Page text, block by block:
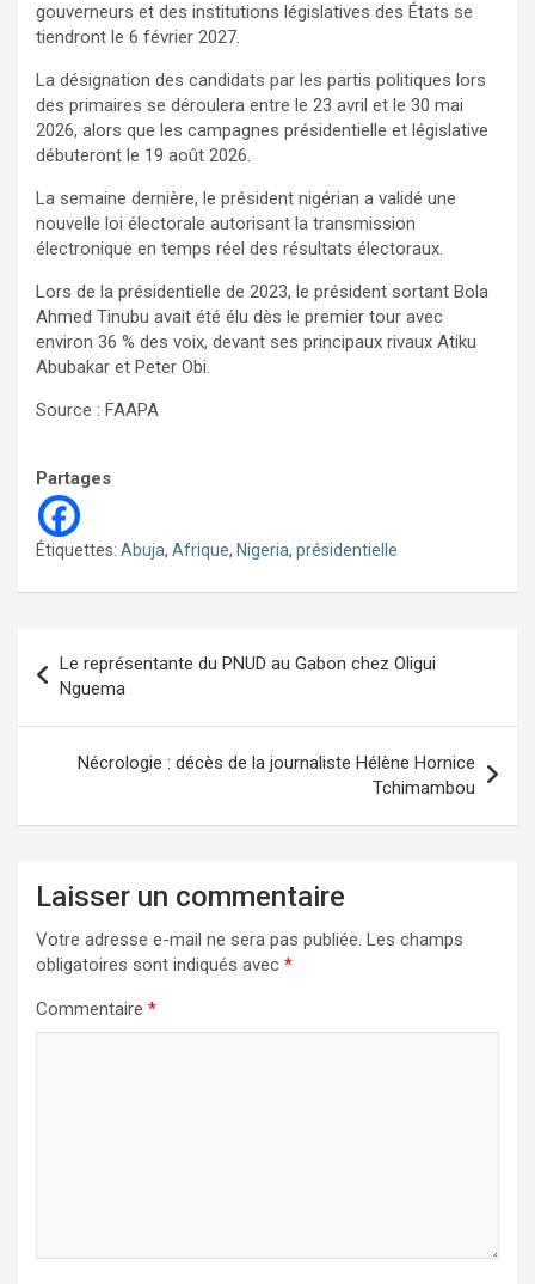
gouverneurs et des institutions législatives des États se
tiendront le 6 février 2027.
La désignation des candidats par les partis politiques lors
des primaires se déroulera entre le 23 avril et le 30 mai
2026, alors que les campagnes présidentielle et législative
débuteront le 19 août 2026.
La semaine dernière, le président nigérian a validé une
nouvelle loi électorale autorisant la transmission
électronique en temps réel des résultats électoraux.
Lors de la présidentielle de 2023, le président sortant Bola
Ahmed Tinubu avait été élu dès le premier tour avec
environ 36 % des voix, devant ses principaux rivaux Atiku
Abubakar et Peter Obi.
Source : FAAPA
Partages
Étiquettes: Abuja, Afrique, Nigeria, présidentielle
de
l’article
Le représentante du PNUD au Gabon chez Oligui
Nguema
Nécrologie : décès de la journaliste Hélène Hornice
Tchimambou
Laisser un commentaire
Votre adresse e-mail ne sera pas publiée. Les champs
obligatoires sont indiqués avec *
Commentaire *